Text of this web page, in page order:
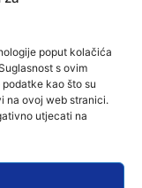
poput kolačića
s ovim
kao što su
na ovoj web stranici.
utjecati na
2026